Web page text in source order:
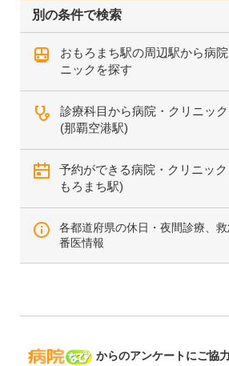
別の条件で検索
おもろまち駅の周辺駅から病院
ニックを探す
診療科目から病院・クリニッ
(那覇空港駅)
予約ができる病院・クリニッ
もろまち駅)
各都道府県の休日・夜間診療、救
番医情報
病院なび
からのアンケートにご協